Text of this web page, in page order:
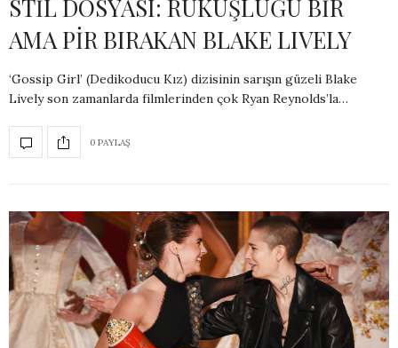
STİL DOSYASI: RÜKÜŞLÜĞÜ BİR
AMA PİR BIRAKAN BLAKE LIVELY
‘Gossip Girl’ (Dedikoducu Kız) dizisinin sarışın güzeli Blake
Lively son zamanlarda filmlerinden çok Ryan Reynolds’la…
0 PAYLAŞ